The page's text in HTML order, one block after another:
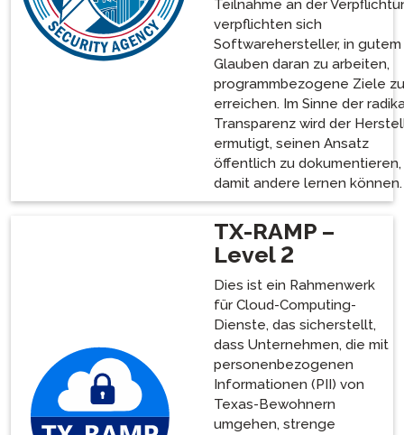
Teilnahme an der
verpflichten sich
Softwarehersteller, in gutem
Glauben daran zu arbeiten,
programmbezogene Ziele
erreichen. Im Sinne der
Transparenz wird der
ermutigt, seinen Ansatz
öffentlich zu dokumentieren,
damit andere lernen können.
TX-RAMP –
Level 2
Dies ist ein Rahmenwerk
für Cloud-Computing-
Dienste, das sicherstellt,
dass Unternehmen, die mit
personenbezogenen
Informationen (PII) von
Texas-Bewohnern
umgehen, strenge